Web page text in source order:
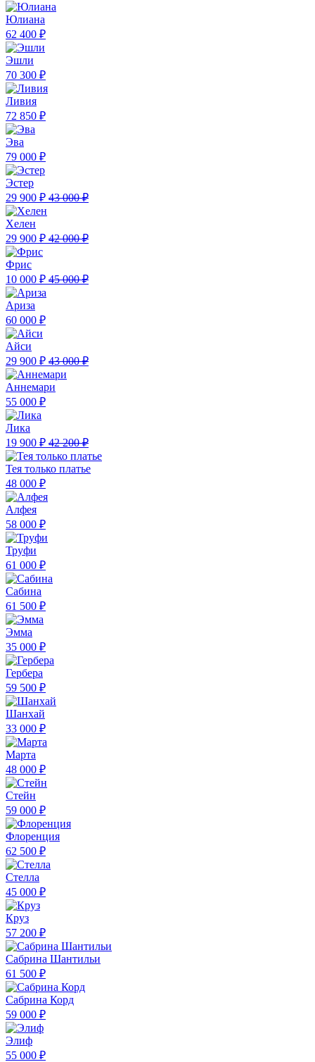
Юлиана
62 400 ₽
Эшли
70 300 ₽
Ливия
72 850 ₽
Эва
79 000 ₽
Эстер
29 900 ₽ 43 000 ₽
Хелен
29 900 ₽ 42 000 ₽
Фрис
10 000 ₽ 45 000 ₽
Ариза
60 000 ₽
Айси
29 900 ₽ 43 000 ₽
Аннемари
55 000 ₽
Лика
19 900 ₽ 42 200 ₽
Тея только платье
48 000 ₽
Алфея
58 000 ₽
Труфи
61 000 ₽
Сабина
61 500 ₽
Эмма
35 000 ₽
Гербера
59 500 ₽
Шанхай
33 000 ₽
Марта
48 000 ₽
Стейн
59 000 ₽
Флоренция
62 500 ₽
Стелла
45 000 ₽
Круз
57 200 ₽
Сабрина Шантильи
61 500 ₽
Сабрина Корд
59 000 ₽
Элиф
55 000 ₽